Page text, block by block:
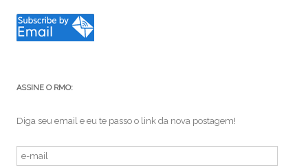
ASSINE O RMO:
Diga seu email e eu te passo o link da nova postagem!
e-